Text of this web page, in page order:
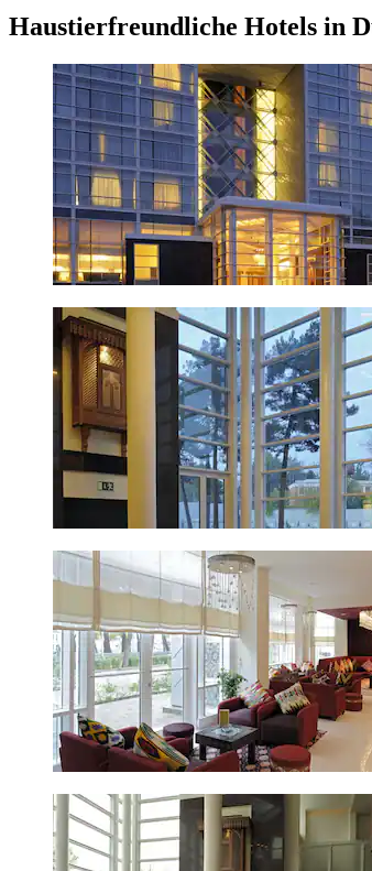
Haustierfreundliche Hotels in